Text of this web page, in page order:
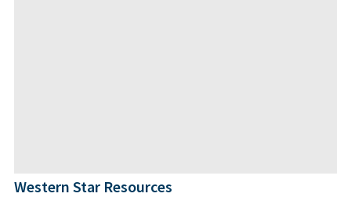
Western Star Resources